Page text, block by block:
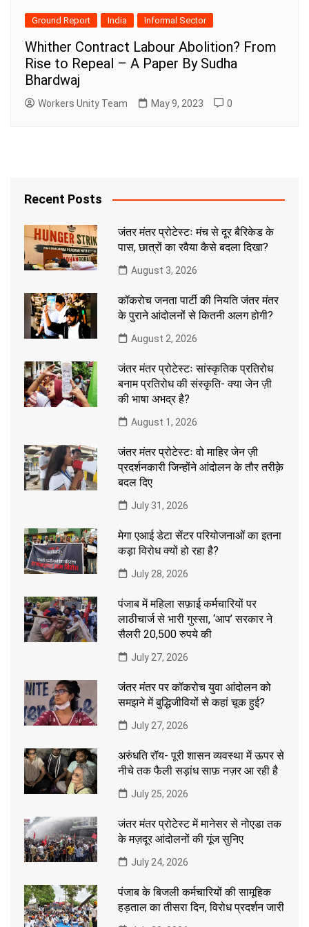
Ground Report India Informal Sector
Whither Contract Labour Abolition? From
Rise to Repeal – A Paper By Sudha
Bhardwaj
Workers Unity Team May 9, 2023 0
Recent Posts
जंतर मंतर प्रोटेस्टः मंच से दूर बैरिकेड के
पास, छात्रों का रवैया कैसे बदला दिखा?
August 3, 2026
कॉकरोच जनता पार्टी की नियति जंतर मंतर
के पुराने आंदोलनों से कितनी अलग होगी?
August 2, 2026
जंतर मंतर प्रोटेस्टः सांस्कृतिक प्रतिरोध
बनाम प्रतिरोध की संस्कृति- क्या जेन ज़ी
की भाषा अभद्र है?
August 1, 2026
जंतर मंतर प्रोटेस्टः वो माहिर जेन ज़ी
प्रदर्शनकारी जिन्होंने आंदोलन के तौर तरीक़े
बदल दिए
July 31, 2026
मेगा एआई डेटा सेंटर परियोजनाओं का इतना
कड़ा विरोध क्यों हो रहा है?
July 28, 2026
पंजाब में महिला सफ़ाई कर्मचारियों पर
लाठीचार्ज से भारी गुस्सा, ‘आप’ सरकार ने
सैलरी 20,500 रुपये की
July 27, 2026
जंतर मंतर पर कॉकरोच युवा आंदोलन को
समझने में बुद्धिजीवियों से कहां चूक हुई?
July 27, 2026
अरुंधति रॉय- पूरी शासन व्यवस्था में ऊपर से
नीचे तक फैली सड़ांध साफ़ नज़र आ रही है
July 25, 2026
जंतर मंतर प्रोटेस्ट में मानेसर से नोएडा तक
के मज़दूर आंदोलनों की गूंज सुनिए
July 24, 2026
पंजाब के बिजली कर्मचारियों की सामूहिक
हड़ताल का तीसरा दिन, विरोध प्रदर्शन जारी